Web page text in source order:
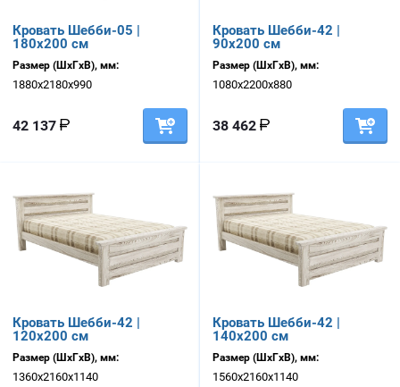
Кровать Шебби-05 |
180х200 см
Размер (ШхГхВ), мм:
1880х2180х990
42 137
Кровать Шебби-42 |
90х200 см
Размер (ШхГхВ), мм:
1080х2200х880
38 462
Кровать Шебби-42 |
120х200 см
Размер (ШхГхВ), мм:
1360х2160х1140
Кровать Шебби-42 |
140х200 см
Размер (ШхГхВ), мм:
1560х2160х1140